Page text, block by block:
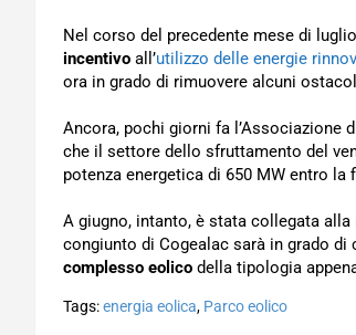
Nel corso del precedente mese di
incentivo all’utilizzo delle energie
ora in grado di rimuovere alcuni
Ancora, pochi giorni fa l’Associazione
che il settore dello sfruttamento del
potenza energetica di 650 MW entro la
A giugno, intanto, è stata collegata
congiunto di Cogealac sarà in grado di
complesso eolico della tipologia
Tags:energia eolica, Parco eolico